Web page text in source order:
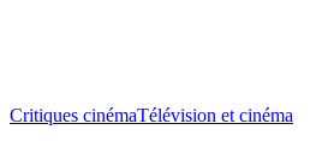
Critiques cinémaTélévision et cinéma